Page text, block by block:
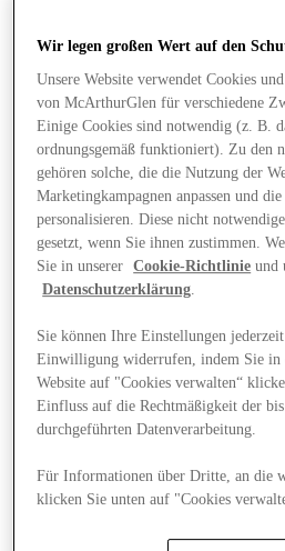
Angebote
Wir legen großen Wert auf den
Unsere Website verwendet Cookies
von McArthurGlen für verschiedene
Einige Cookies sind notwendig (z. B.
ordnungsgemäß funktioniert). Zu den
gehören solche, die die Nutzung der
Marketingkampagnen anpassen und
personalisieren. Diese nicht
gesetzt, wenn Sie ihnen zustimmen.
Sie in unserer
Cookie-Richtlinie und
Datenschutzerklärung
Sie können Ihre Einstellungen
Einwilligung widerrufen, indem Sie in
Website auf "Cookies verwalten“
Einfluss auf die Rechtmäßigkeit der
durchgeführten Datenverarbeitung.
Für Informationen über Dritte, an die
klicken Sie unten auf "Cookies